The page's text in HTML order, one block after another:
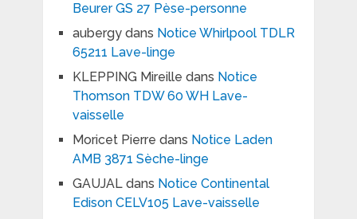
Beurer GS 27 Pèse-personne
aubergydans Notice Whirlpool TDLR
65211 Lave-linge
KLEPPING Mireille dans Notice
Thomson TDW 60 WH Lave-
vaisselle
Moricet Pierre dans Notice Laden
AMB 3871 Sèche-linge
GAUJALdans Notice Continental
Edison CELV105 Lave-vaisselle